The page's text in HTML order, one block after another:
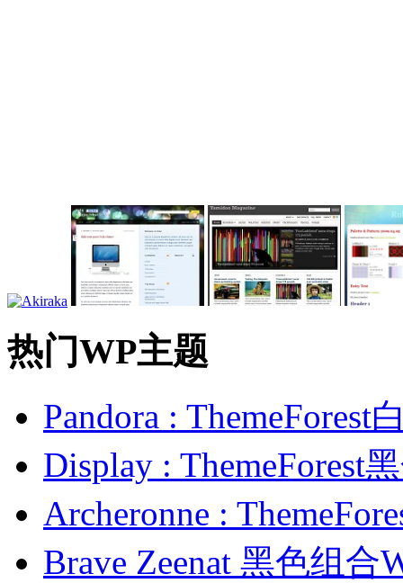
热门WP主题
Pandora : ThemeForest
Display : ThemeForest
Archeronne :
Brave Zeenat 黑色组合